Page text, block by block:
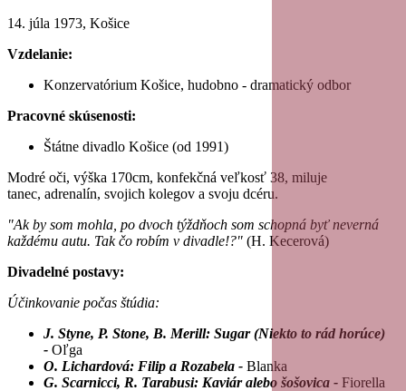
14. júla 1973, Košice
Vzdelanie:
Konzervatórium Košice, hudobno - dramatický odbor
Pracovné skúsenosti:
Štátne divadlo Košice (od 1991)
Modré oči, výška 170cm, konfekčná veľkosť 38, miluje
tanec, adrenalín, svojich kolegov a svoju dcéru.
"Ak by som mohla, po dvoch týždňoch som schopná byť neverná
každému autu. Tak čo robím v divadle!?" (H. Kecerová)
Divadelné postavy:
Účinkovanie počas štúdia:
J. Styne, P. Stone, B. Merill: Sugar (Niekto to rád horúce)
- Oľga
O. Lichardová: Filip a Rozabela - Blanka
G. Scarnicci, R. Tarabusi: Kaviár alebo šošovica - Fiorella